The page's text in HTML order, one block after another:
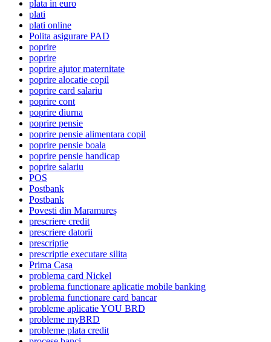
plata in euro
plati
plati online
Polita asigurare PAD
poprire
poprire
poprire ajutor maternitate
poprire alocatie copil
poprire card salariu
poprire cont
poprire diurna
poprire pensie
poprire pensie alimentara copil
poprire pensie boala
poprire pensie handicap
poprire salariu
POS
Postbank
Postbank
Povesti din Maramureș
prescriere credit
prescriere datorii
prescriptie
prescriptie executare silita
Prima Casa
problema card Nickel
problema functionare aplicatie mobile banking
problema functionare card bancar
probleme aplicatie YOU BRD
probleme myBRD
probleme plata credit